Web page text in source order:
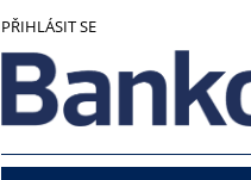
PŘIHLÁSIT SE